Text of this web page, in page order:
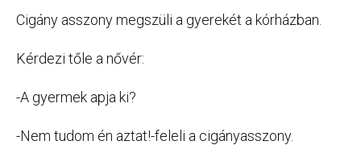
Cigány asszony megszüli a gyerekét a kórházban.
Kérdezi tőle a nővér:
-A gyermek apja ki?
-Nem tudom én aztat!-feleli a cigányasszony.